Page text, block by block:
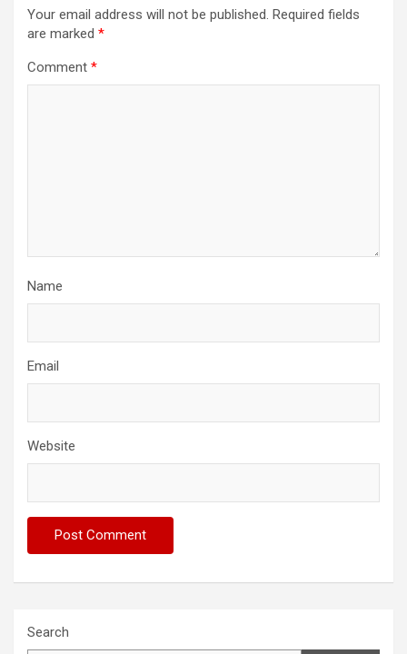
Your email address will not be published. Required fields
are marked *
Comment *
Name
Email
Website
Search